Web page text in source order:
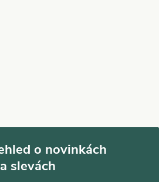
o novinkách
a slevách